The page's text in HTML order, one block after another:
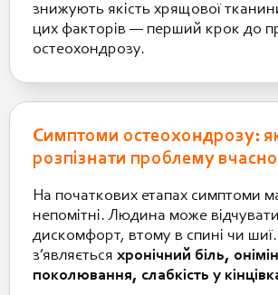
знижують якість хрящової
цих факторів — перший крок до
остеохондрозу.
Симптоми остеохондрозу:
розпізнати проблему вчасно
На початкових етапах симптоми
непомітні. Людина може
дискомфорт, втому в спині чи
з’являється хронічний біль,
поколювання, слабкість у